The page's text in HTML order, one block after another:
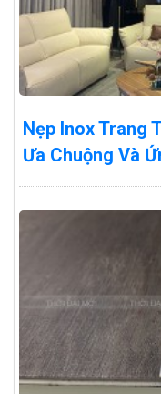
Nẹp Inox Trang
Ưa Chuộng Và